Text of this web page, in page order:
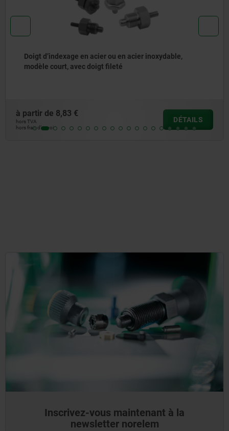
Doigt d'indexage en acier ou en inox avec anneau de
traction en inox
à partir de7,50 €
hors TVA
hors frais d’envoi
DÉTAILS
Inscrivez-vous maintenant à la
newsletter norelem